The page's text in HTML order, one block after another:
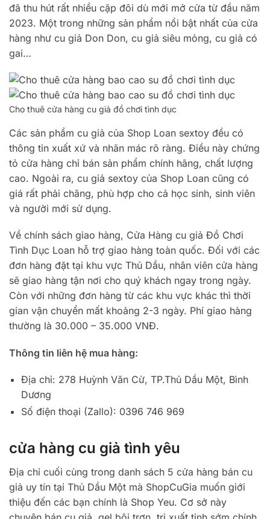
đã thu hút rất nhiều cặp đôi dù mới mở cửa từ đầu năm
2023. Một trong những sản phẩm nổi bật nhất của cửa
hàng như cu giả Don Don, cu giả siêu mỏng, cu giả có
gai…
Cho thuê cửa hàng cu giả đồ chơi tình dục
Các sản phẩm cu giả của Shop Loan sextoy đều có
thông tin xuất xứ và nhãn mác rõ ràng. Điều này chứng
tỏ cửa hàng chỉ bán sản phẩm chính hãng, chất lượng
cao. Ngoài ra, cu giả sextoy của Shop Loan cũng có
giá rất phải chăng, phù hợp cho cả học sinh, sinh viên
và người mới sử dụng.
Về chính sách giao hàng, Cửa Hàng cu giả Đồ Chơi
Tình Dục Loan hỗ trợ giao hàng toàn quốc. Đối với các
đơn hàng đặt tại khu vực Thủ Dầu, nhân viên cửa hàng
sẽ giao hàng tận nơi cho quý khách ngay trong ngày.
Còn với những đơn hàng từ các khu vực khác thì thời
gian vận chuyển mất khoảng 2-3 ngày. Phí giao hàng
thường là 30.000 – 35.000 VNĐ.
Thông tin liên hệ mua hàng:
Địa chỉ: 278 Huỳnh Văn Cừ, TP.Thủ Dầu Một, Bình
Dương
Số điện thoại (Zallo): 0396 746 969
cửa hàng cu giả tình yêu
Địa chỉ cuối cùng trong danh sách 5 cửa hàng bán cu
giả uy tín tại Thủ Dầu Một mà ShopCuGia muốn giới
thiệu đến các bạn chính là Shop Yeu. Cơ sở này